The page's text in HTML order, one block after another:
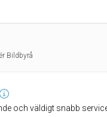
Bildbyrå
och väldigt snabb